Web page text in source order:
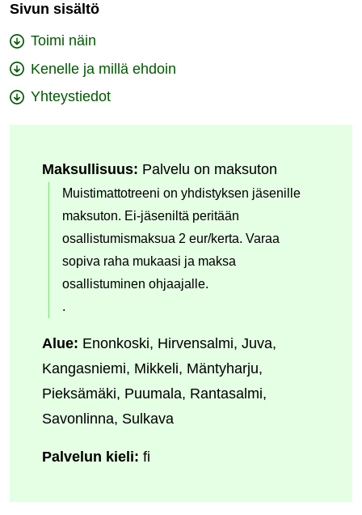
Sivun sisältö
Toimi näin
Kenelle ja millä ehdoin
Yhteystiedot
Maksullisuus: Palvelu on maksuton
Muistimattotreeni on yhdistyksen jäsenille
maksuton. Ei-jäseniltä peritään
osallistumismaksua 2 eur/kerta. Varaa
sopiva raha mukaasi ja maksa
osallistuminen ohjaajalle.
.
Alue: Enonkoski, Hirvensalmi, Juva,
Kangasniemi, Mikkeli, Mäntyharju,
Pieksämäki, Puumala, Rantasalmi,
Savonlinna, Sulkava
Palvelun kieli: fi